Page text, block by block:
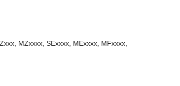
MZxxxx, SExxxx, MExxxx, MFxxxx,